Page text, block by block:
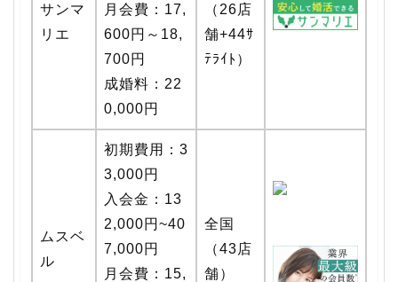
サンマ
リエ
月会費：17,
600円～18,
700円
成婚料：22
0,000円
（26店
舗+44ｻ
ﾃﾗｲﾄ）
ムスベ
ル
初期費用：3
3,000円
入会金：13
2,000円~40
7,000円
月会費：15,
全国
（43店
舗）